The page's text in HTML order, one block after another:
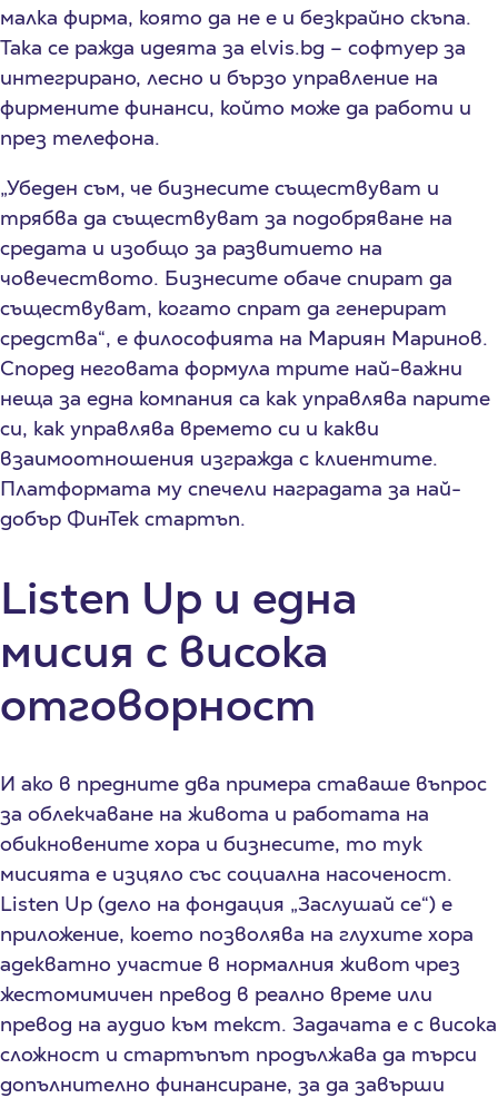
малка фирма, която да не е и безкрайно скъпа.
Така се ражда идеята за elvis.bg – софтуер за
интегрирано, лесно и бързо управление на
фирмените финанси, който може да работи и
през телефона.
„Убеден съм, че бизнесите съществуват и
трябва да съществуват за подобряване на
средата и изобщо за развитието на
човечеството. Бизнесите обаче спират да
съществуват, когато спрат да генерират
средства“, е философията на Мариян Маринов.
Според неговата формула трите най-важни
неща за една компания са как управлява парите
си, как управлява времето си и какви
взаимоотношения изгражда с клиентите.
Платформата му спечели наградата за най-
добър ФинТек стартъп.
Listen Up и една
мисия с висока
отговорност
И ако в предните два примера ставаше въпрос
за облекчаване на живота и работата на
обикновените хора и бизнесите, то тук
мисията е изцяло със социална насоченост.
Listen Up (дело на фондация „Заслушай се“) е
приложение, което позволява на глухите хора
адекватно участие в нормалния живот чрез
жестомимичен превод в реално време или
превод на аудио към текст. Задачата е с висока
сложност и стартъпът продължава да търси
допълнително финансиране, за да завърши